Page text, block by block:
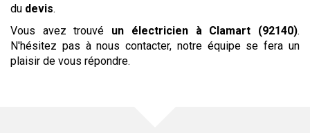
du devis.
Vous avez trouvé un électricien à Clamart (92140).
N'hésitez pas à nous contacter, notre équipe se fera un
plaisir de vous répondre.